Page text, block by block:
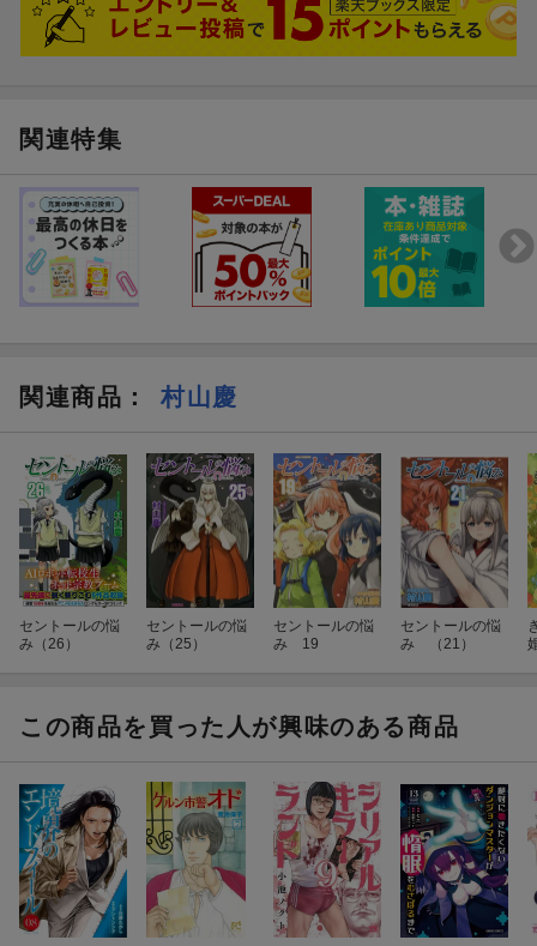
関連特集
関連商品 ： 村山慶
セントールの悩
み（26）
セントールの悩
み（25）
セントールの悩
み 19
セントールの悩
み （21）
この商品を買った人が興味のある商品